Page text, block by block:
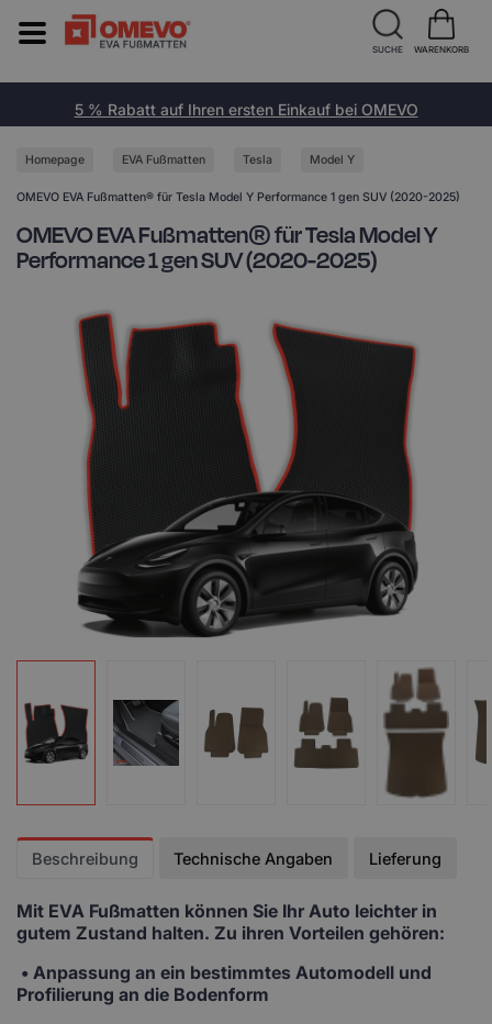
5 % Rabatt auf Ihren ersten Einkauf bei OMEVO
Homepage EVA Fußmatten Tesla Model Y
OMEVO EVA Fußmatten® für Tesla Model Y Performance 1 gen SUV (2020-2025)
OMEVO EVA Fußmatten® für Tesla Model Y
Performance 1 gen SUV (2020-2025)
Beschreibung Technische Angaben Lieferung
Mit EVA Fußmatten können Sie Ihr Auto leichter in
gutem Zustand halten. Zu ihren Vorteilen gehören:
• Anpassung an ein bestimmtes Automodell und
Profilierung an die Bodenform
SUCHE WARENKORB